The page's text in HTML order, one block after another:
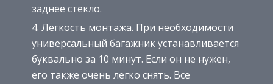
заднее стекло.
Легкость монтажа. При необходимости
универсальный багажник устанавливается
буквально за 10 минут. Если он не нужен,
его также очень легко снять. Все